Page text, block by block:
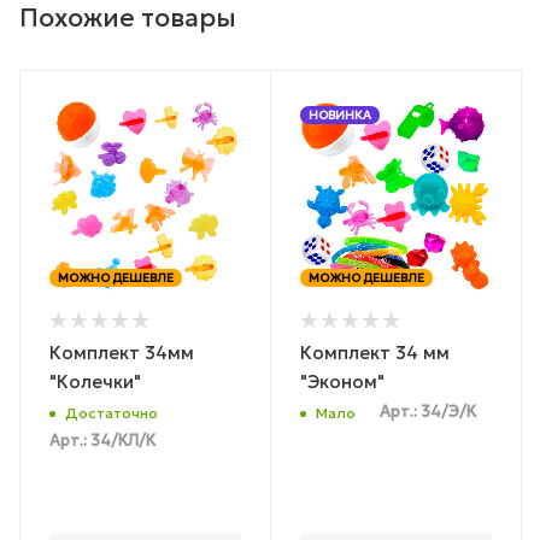
Похожие товары
МОЖНО ДЕШЕВЛЕ
Комплект 34мм
"Колечки"
Достаточно
Арт.: 34/КЛ/К
НОВИНКА
МОЖНО ДЕШЕВЛЕ
Комплект 34 мм
"Эконом"
Мало Арт.: 34/Э/К